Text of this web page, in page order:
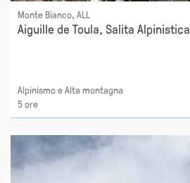
Monte Bianco, ALL
Aiguille de Toula, Salita Alpinistica
Alpinismo e Alta montagna
5 ore